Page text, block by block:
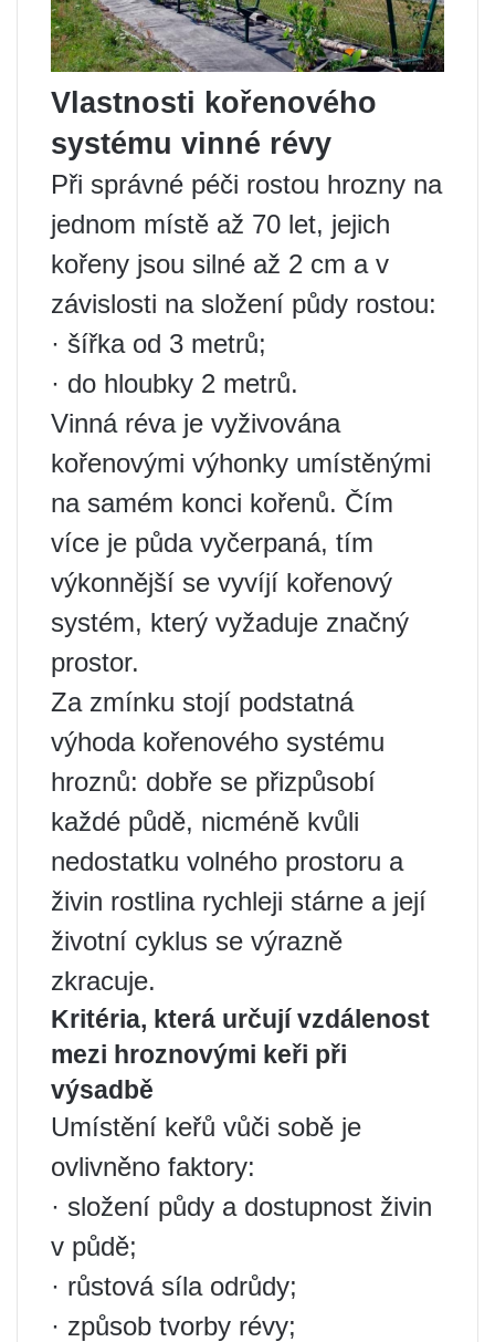
Vlastnosti kořenového
systému vinné révy
Při správné péči rostou hrozny na
jednom místě až 70 let, jejich
kořeny jsou silné až 2 cm a v
závislosti na složení půdy rostou:
· šířka od 3 metrů;
· do hloubky 2 metrů.
Vinná réva je vyživována
kořenovými výhonky umístěnými
na samém konci kořenů. Čím
více je půda vyčerpaná, tím
výkonnější se vyvíjí kořenový
systém, který vyžaduje značný
prostor.
Za zmínku stojí podstatná
výhoda kořenového systému
hroznů: dobře se přizpůsobí
každé půdě, nicméně kvůli
nedostatku volného prostoru a
živin rostlina rychleji stárne a její
životní cyklus se výrazně
zkracuje.
Kritéria, která určují vzdálenost
mezi hroznovými keři při
výsadbě
Umístění keřů vůči sobě je
ovlivněno faktory:
· složení půdy a dostupnost živin
v půdě;
· růstová síla odrůdy;
· způsob tvorby révy;